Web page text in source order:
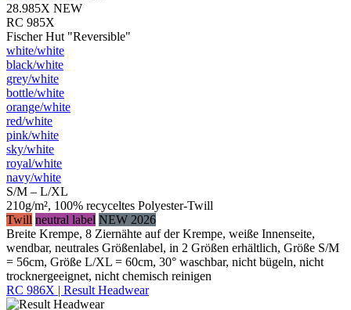
28.985X NEW
RC 985X
Fischer Hut "Reversible"
white/​white
black/​white
grey/​white
bottle/​white
orange/​white
red/​white
pink/​white
sky/​white
royal/​white
navy/​white
S/M – L/XL
210g/m², 100% recyceltes Polyester-Twill
Twill neutral label NEW 2026
Breite Krempe, 8 Ziernähte auf der Krempe, weiße Innenseite,
wendbar, neutrales Größenlabel, in 2 Größen erhältlich, Größe S/M
= 56cm, Größe L/XL = 60cm, 30° waschbar, nicht bügeln, nicht
trocknergeeignet, nicht chemisch reinigen
RC 986X | Result Headwear